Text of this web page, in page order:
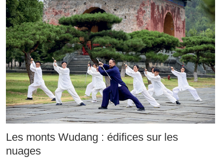
Les monts Wudang : édifices sur les
nuages